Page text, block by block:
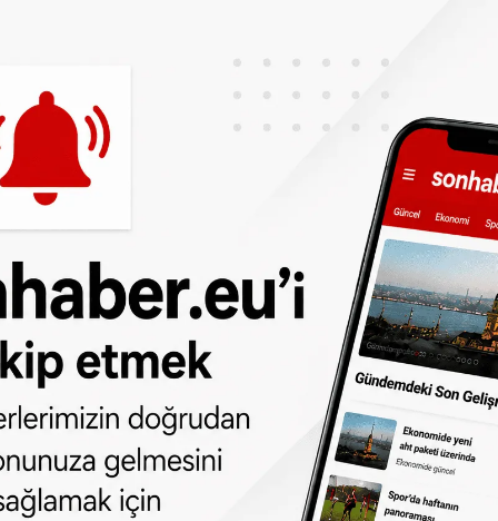
2016'da kurulan Neuralink, beyne
ve körlük gibi nörolojik rahatsızlıkları
artırmayı hedefliyor.
da takip edebilirsiniz.
olun, Hollanda ve diğer Avrupa ülkeleri
gün telefonunuza gelsin!
Abone olmak için
SONHABER.eu
’ya aittir.
alınan haberler için hukuki işlem